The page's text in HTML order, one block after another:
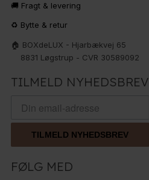
🚚 Fragt & levering
♻️ Bytte & retur
🏠 BOXdeLUX - Hjarbækvej 65
8831 Løgstrup - CVR 30589092
TILMELD NYHEDSBREV
TILMELD NYHEDSBREV
FØLG MED